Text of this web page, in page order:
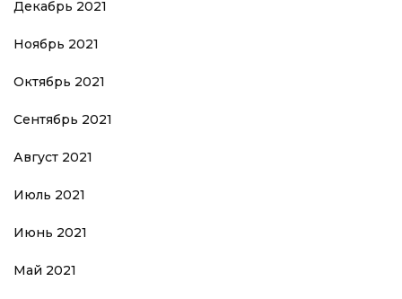
Декабрь 2021
Ноябрь 2021
Октябрь 2021
Сентябрь 2021
Август 2021
Июль 2021
Июнь 2021
Май 2021